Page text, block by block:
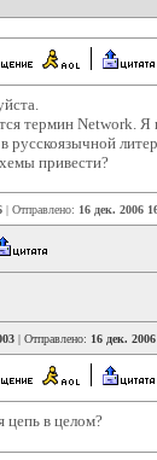
термин Network.
русскоязычной
привести?
| Отправлено: 16 дек. 2006
| Отправлено: 16 дек.
цепь в целом?